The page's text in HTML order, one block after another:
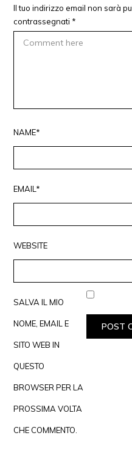
Il tuo indirizzo email non sarà
contrassegnati *
NAME*
EMAIL*
WEBSITE
SALVA IL MIO
NOME, EMAIL E
SITO WEB IN
QUESTO
BROWSER PER LA
PROSSIMA VOLTA
CHE COMMENTO.